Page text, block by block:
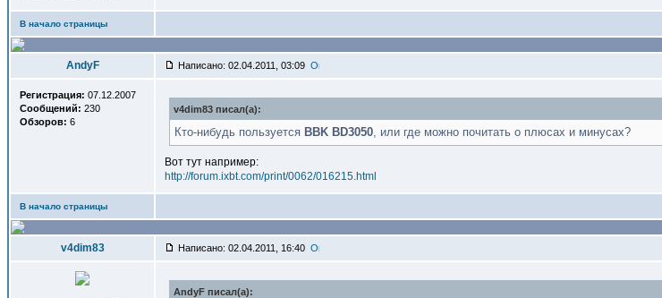
В начало страницы
AndyF Написано: 02.04.2011, 03:09
Регистрация: 07.12.2007
Сообщений: 230
Обзоров: 6
v4dim83 писал(a):
Кто-нибудь пользуется BBK BD3050, или где можно почитать о плюсах и минусах?
Вот тут например:
http://forum.ixbt.com/print/0062/016215.html
В начало страницы
v4dim83 Написано: 02.04.2011, 16:40
AndyF писал(a):